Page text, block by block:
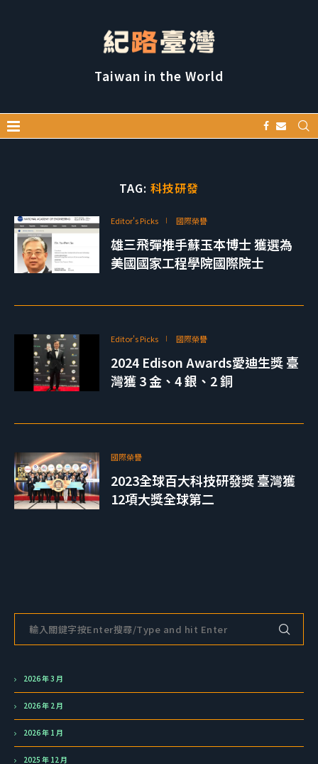
Taiwan in the World
TAG: 科技研發
Editor's Picks 國際榮譽
雄三飛彈推手蘇玉本博士 獲選為
美國國家工程學院國際院士
Editor's Picks 國際榮譽
2024 Edison Awards愛迪生獎 臺
灣獲 3 金、4 銀、2 銅
國際榮譽
2023全球百大科技研發獎 臺灣獲
12項大獎全球第二
2026 年 3 月
2026 年 2 月
2026 年 1 月
2025 年 12 月